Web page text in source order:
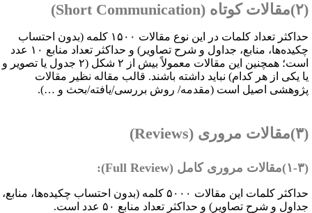
Short Communication
)
حداکثر تعداد کلمات در این نوع مقالات ۱۵۰۰ کلمه (بدون احتساب
چکیده‌ها، منابع، جداول و شرح تصاویر) و حداکثر تعداد منابع ۱۰ عدد
است؛ همچنین این مقالات معمولاً بیش از ۲ شکل (۲ جدول یا تصویر و
یکی از هر کدام) نباید داشته باشند. قالب مقاله نظیر مقالات
اصیل است (مقدمه/ روش بررسی/یافته/بحث و …).
Reviews
)
Full Review
):
حداکثر کلمات این مقالات ۵۰۰۰ کلمه (بدون احتساب چکیده‌ها، منابع،
و شرح تصاویر) و حداکثر تعداد منابع ۵۰ عدد است.